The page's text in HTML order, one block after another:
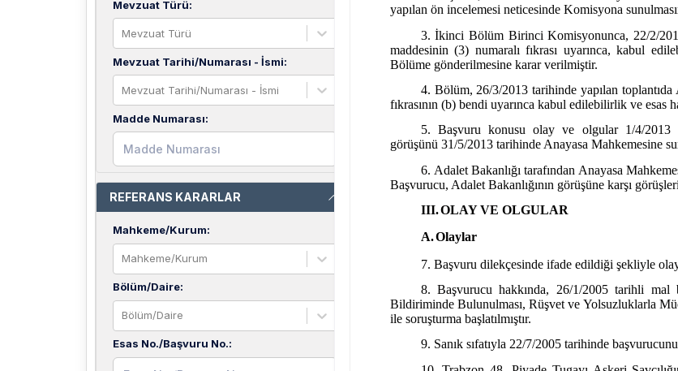
Mevzuat Türü:
Mevzuat Türü
Mevzuat Tarihi/Numarası - İsmi:
Mevzuat Tarihi/Numarası - İsmi
Madde Numarası:
REFERANS KARARLAR
Mahkeme/Kurum:
Mahkeme/Kurum
Bölüm/Daire:
Bölüm/Daire
Esas No./Başvuru No.: